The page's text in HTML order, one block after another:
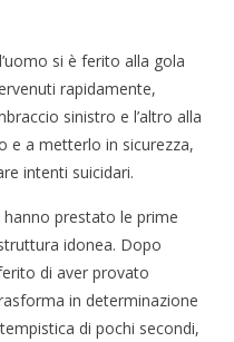
si è ferito alla gola
rapidamente,
sinistro e l’altro alla
e a metterlo in sicurezza,
intenti suicidari.
prestato le prime
idonea. Dopo
di aver provato
in determinazione
di pochi secondi,